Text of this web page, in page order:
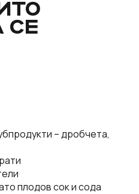
СЕ
– дробчета,
плодов сок и сода